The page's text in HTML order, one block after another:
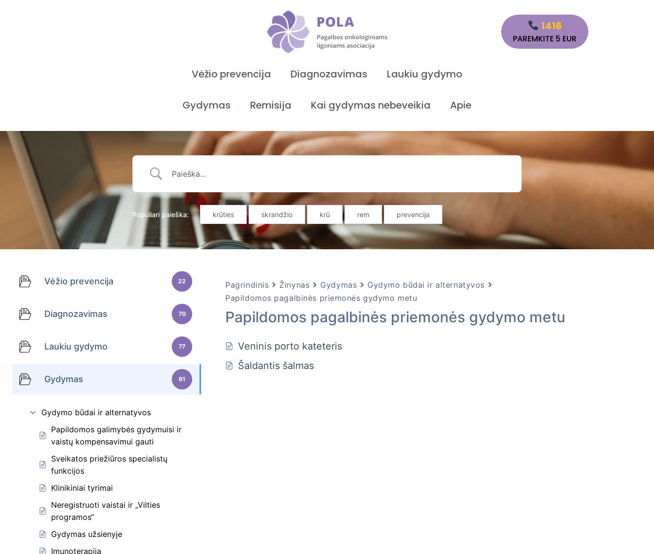
1416
PAREMKITE 5 EUR
Vėžio prevencija Diagnozavimas Laukiu gydymo
Gydymas Remisija Kai gydymas nebeveikia Apie
Populiari paieška: krūties skrandžio krū rem prevencija
Vėžio prevencija 22
Diagnozavimas 70
Laukiu gydymo 77
Gydymas 91
Gydymo būdai ir alternatyvos
Papildomos galimybės gydymuisi ir
vaistų kompensavimui gauti
Sveikatos priežiūros specialistų
funkcijos
Klinikiniai tyrimai
Neregistruoti vaistai ir „Vilties
programos“
Gydymas užsienyje
Imunoterapija
Pagrindinis Žinynas Gydymas
Gydymo būdai ir alternatyvos
Papildomos pagalbinės priemonės gydymo metu
Papildomos pagalbinės priemonės gydymo metu
Veninis porto kateteris
Šaldantis šalmas